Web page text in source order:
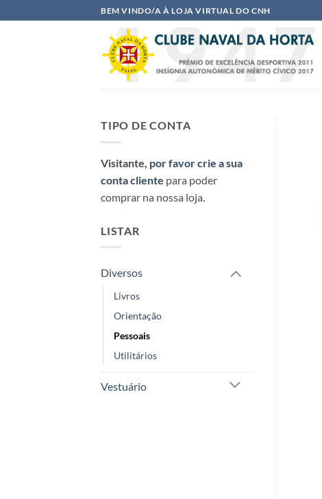
to
BEM VINDO/A À LOJA VIRTUAL DO CNH
TIPO DE CONTA
Visitante, por favor crie a sua
conta cliente para poder
comprar na nossa loja.
LISTAR
Diversos
Livros
Orientação
Pessoais
Utilitários
Vestuário